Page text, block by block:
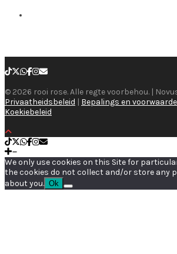
© 2026 rooi rose. Alle regte voorbehou. |
Privaatheidsbeleid | Bepalings en
Koekiebeleid
We only use cookies on this Site for
the cookies do not collect and/or store any
about you. Ok